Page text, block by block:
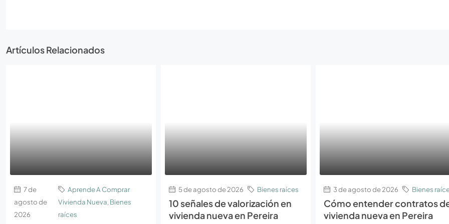
Artículos Relacionados
7 de
agosto de
2026
Aprende A Comprar
Vivienda Nueva, Bienes
raíces
5 de agosto de 2026 Bienes raíces
10 señales de valorización en
vivienda nueva en Pereira
3 de agosto de 2026 Bienes
Cómo entender contratos
vivienda nueva en Pereira